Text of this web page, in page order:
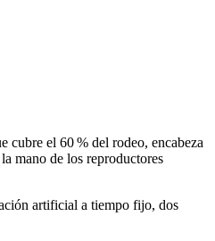
cubre el 60 % del rodeo, encabeza
mano de los reproductores
artificial a tiempo fijo, dos